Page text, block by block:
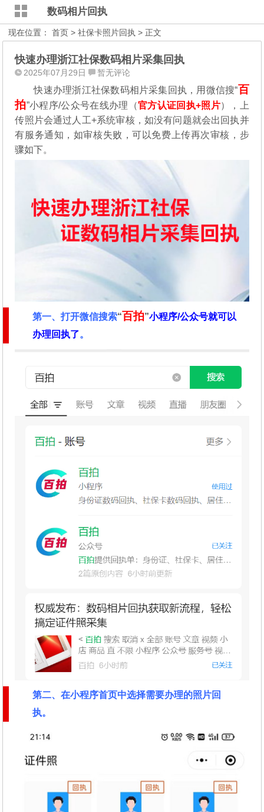
数码相片回执
现在位置：首页 >社保卡照片回执 > 正文
快速办理浙江社保数码相片采集回执
2025年07月29日 暂无评论
快速办理浙江社保数码相片采集回执，用微信搜“百
拍”小程序/公众号在线办理（官方认证回执+照片），
上
传照片会通过人工+系统审核，如没有问题就会出回执并
有服务通知，如审核失败，可以免费上传再次审核，步
骤如下。
第一、打开微信搜索“百拍”小程序/公众号就可以
办理回执了。
第二、在小程序首页中选择需要办理的照片回
执。